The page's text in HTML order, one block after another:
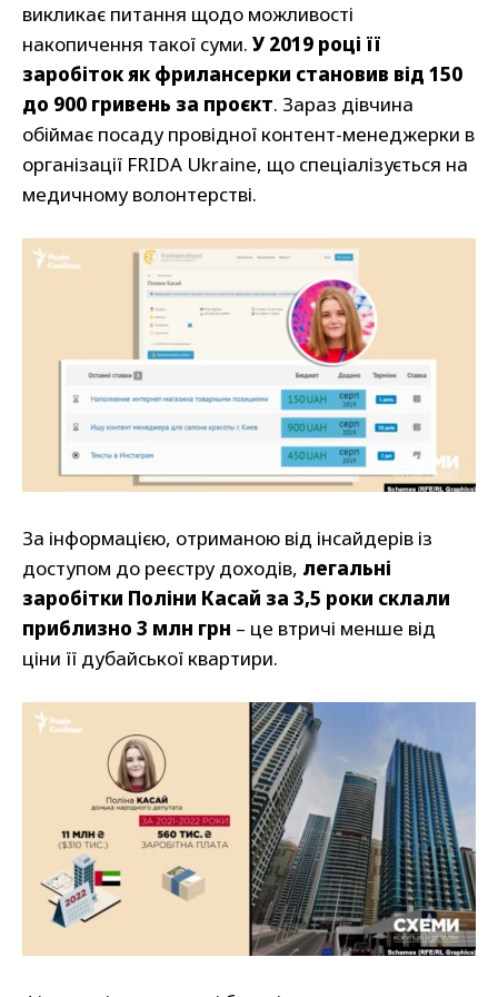
викликає питання щодо можливості
накопичення такої суми. У 2019 році її
заробіток як фрилансерки становив від 150
до 900 гривень за проєкт. Зараз дівчина
обіймає посаду провідної контент-менеджерки в
організації FRIDA Ukraine, що спеціалізується на
медичному волонтерстві.
За інформацією, отриманою від інсайдерів із
доступом до реєстру доходів, легальні
заробітки Поліни Касай за 3,5 роки склали
приблизно 3 млн грн – це втричі менше від
ціни її дубайської квартири.